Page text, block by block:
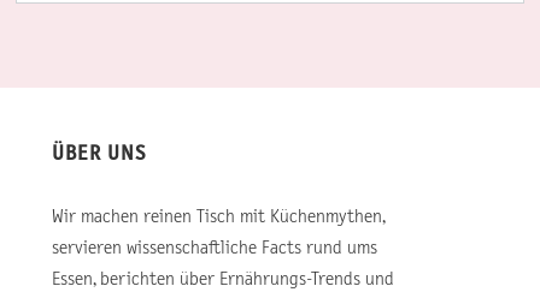
ÜBER UNS
Wir machen reinen Tisch mit Küchenmythen,
servieren wissenschaftliche Facts rund ums
Essen, berichten über Ernährungs-Trends und